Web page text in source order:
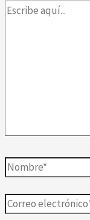
Escribe
Nombre*
Correo